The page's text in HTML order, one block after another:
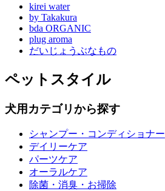
kirei water
by Takakura
bda ORGANIC
plug aroma
だいじょうぶなもの
ペットスタイル
犬用カテゴリから探す
シャンプー・コンディショナー
デイリーケア
パーツケア
オーラルケア
除菌・消臭・お掃除